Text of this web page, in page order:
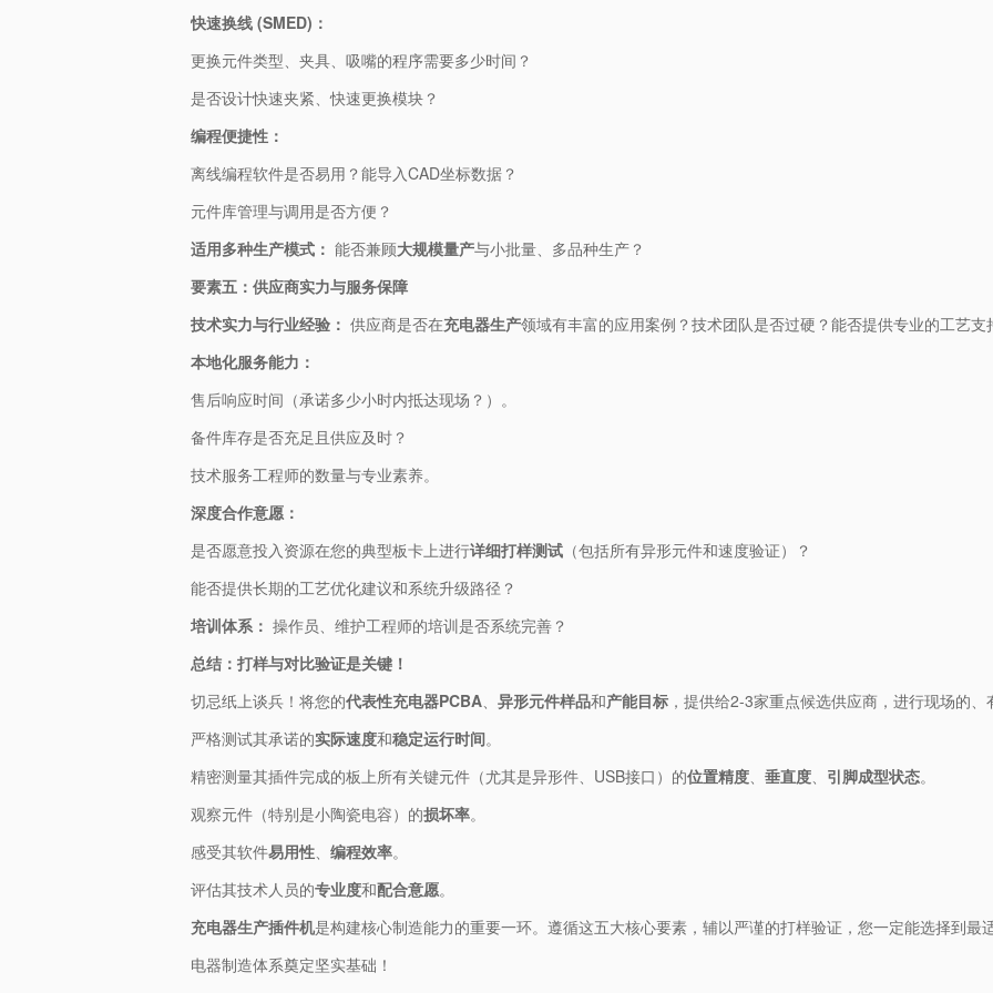
​快速换线 (SMED)：​
更换元件类型、夹具、吸嘴的程序需要多少时间？
是否设计快速夹紧、快速更换模块？
​编程便捷性：​
离线编程软件是否易用？能导入CAD坐标数据？
元件库管理与调用是否方便？
​适用多种生产模式：​ ​ 能否兼顾​​大规模量产​​与小批量、多品种生产？
​要素五：供应商实力与服务保障​
​技术实力与行业经验：​ ​ 供应商是否在​​充电器生产​领域有丰富的应用案例？技术团队是否过硬？能否提供专业的工艺支
​本地化服务能力：​
售后响应时间（承诺多少小时内抵达现场？）。
备件库存是否充足且供应及时？
技术服务工程师的数量与专业素养。
​深度合作意愿：​
是否愿意投入资源在您的典型板卡上进行​​详细打样测试​ ​（包括所有异形元件和速度验证）？
能否提供长期的工艺优化建议和系统升级路径？
​培训体系：​ ​ 操作员、维护工程师的培训是否系统完善？
​总结：打样与对比验证是关键！​
切忌纸上谈兵！将您的​​代表性充电器PCBA​​、​ ​异形元件样品​​和​​产能目标​ ，提供给2-3家重点候选供应商，进行现场的
严格测试其承诺的​​实际速度​​和​​稳定运行时间​​。
精密测量其插件完成的板上所有关键元件（尤其是异形件、USB接口）的​​位置精度​​、​ ​垂直度​​、​ ​引脚成型状态​​。
观察元件（特别是小陶瓷电容）的​​损坏率​​。
感受其软件​​易用性​​、​ ​编程效率​​。
评估其技术人员的​​专业度​​和​​配合意愿​​。
​充电器生产插件机​是构建核心制造能力的重要一环。遵循这五大核心要素，辅以严谨的打样验证，您一定能选择到最
电器制造体系奠定坚实基础！